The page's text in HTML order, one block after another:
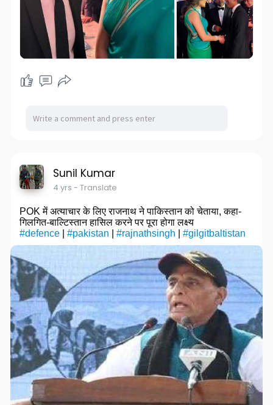
Sunil Kumar
4 yrs - Translate
POK में अत्याचार के लिए राजनाथ ने पाकिस्तान को चेताया, कहा-
गिलगित-बाल्टिस्तान हासिल करने पर पूरा होगा लक्ष्य
#defence| #pakistan #rajnathsingh #gilgitbaltistan